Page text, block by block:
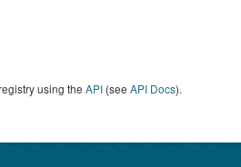
using the API (see API Docs).